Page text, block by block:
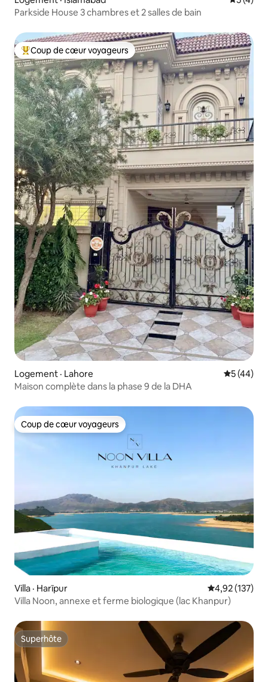
Parkside House 3 chambres et 2 salles de bain
Coup de cœur voyageurs parmi les plus aimés
Coup de cœur voyageurs
Logement · Lahore Note
5 (44)
Maison complète dans la phase 9 de la DHA
Coup de cœur voyageurs
Coup de cœur voyageurs
Villa · Harīpur Note
4,92 (137)
Villa Noon, annexe et ferme biologique (lac Khanpur)
Superhôte
Superhôte